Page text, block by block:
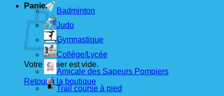
Panier
Votre panier est vide.
Retour à la boutique
Badminton
Judo
Gymnastique
Collège/Lycée
Amicale des Sapeurs Pompiers
Trail course à pied